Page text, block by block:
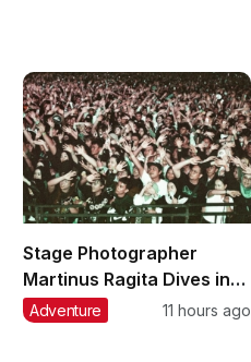
Stage Photographer
Martinus Ragita Dives into
the World of Lomography
Adventure 11 hours ago